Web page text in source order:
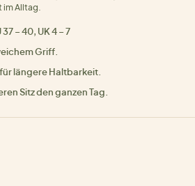
Alltag.
– 40, UK 4 – 7
Griff.
längere Haltbarkeit.
Sitz den ganzen Tag.